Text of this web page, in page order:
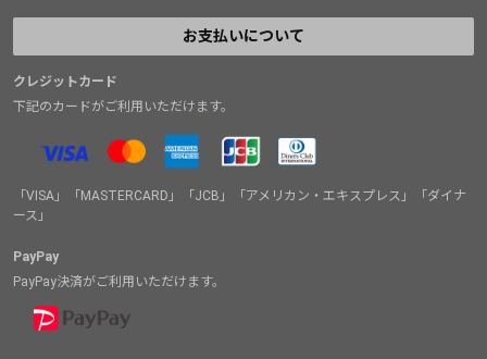
お支払いについて
クレジットカード
下記のカードがご利用いただけます。
「VISA」「MASTERCARD」「JCB」「アメリカン・エキスプレス」「ダイナ
ース」
PayPay
PayPay決済がご利用いただけます。